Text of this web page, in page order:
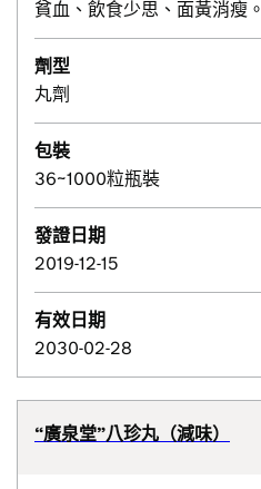
貧血、飲食少思、面黃消瘦。
劑型
丸劑
包裝
36~1000粒瓶裝
發證日期
2019-12-15
有效日期
2030-02-28
“廣泉堂”八珍丸（減味）